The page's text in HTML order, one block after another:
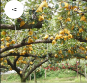
列表
推薦
藝術
活動
推薦行
列表
廣島
景點
列表
活動